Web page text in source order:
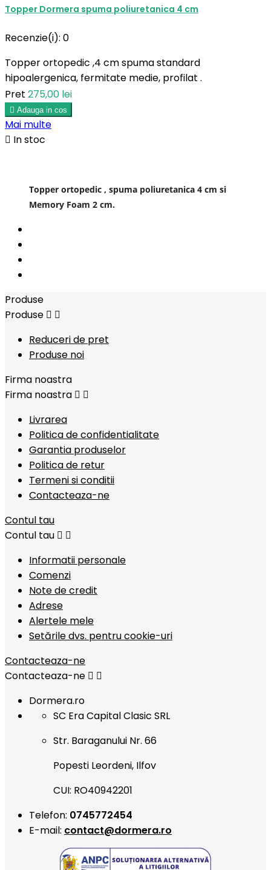
Topper Dormera spuma poliuretanica 4 cm
Recenzie(i): 0
Topper ortopedic ,4 cm spuma standard
hipoalergenica, fermitate medie, profilat .
Pret 275,00 lei
 Adauga in cos
Mai multe
 In stoc
Topper ortopedic , spuma poliuretanica 4 cm si
Memory Foam 2 cm.
Produse
Produse  
Reduceri de pret
Produse noi
Firma noastra
Firma noastra  
Livrarea
Politica de confidentialitate
Garantia produselor
Politica de retur
Termeni si conditii
Contacteaza-ne
Contul tau
Contul tau  
Informatii personale
Comenzi
Note de credit
Adrese
Alertele mele
Setările dvs. pentru cookie-uri
Contacteaza-ne
Contacteaza-ne  
Dormera.ro
SC Era Capital Clasic SRL
Str. Baraganului Nr. 66
Popesti Leordeni, Ilfov
CUI: RO40942201
Telefon: 0745772454
E-mail: contact@dormera.ro